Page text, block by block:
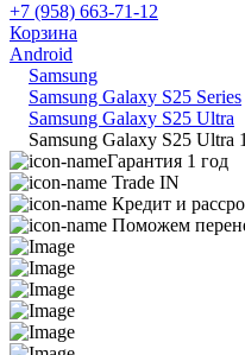
+7 (958) 663-71-12
Корзина
Android
Samsung
Samsung Galaxy S25 Series
Samsung Galaxy S25 Ultra
Samsung Galaxy S25
Гарантия 1 год
Trade IN
Кредит и
Поможем